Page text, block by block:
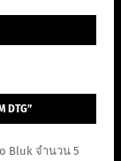
DTG”
Bluk จำนวน 5